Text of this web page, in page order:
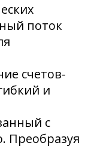
поток
счетов-
и
с
Преобразуя